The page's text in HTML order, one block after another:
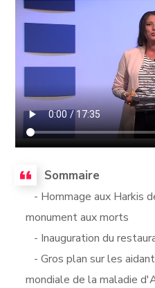
Sommaire
- Hommage aux Harkis
monument aux morts
- Inauguration du
- Gros plan sur les
mondiale de la maladie